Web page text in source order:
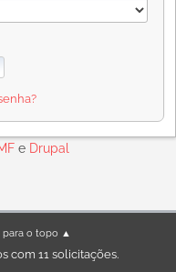
e Drupal
para o topo ▲
com 11 solicitações.